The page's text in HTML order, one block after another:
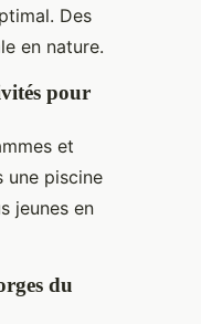
Des
en nature.
pour
et
une piscine
jeunes en
du